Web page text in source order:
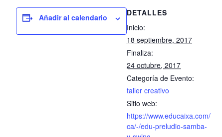
Añadir al calendario
DETALLES
Inicio:
18 septiembre, 2017
Finaliza:
24 octubre, 2017
Categoría de Evento:
taller creativo
Sitio web:
https://www.educaixa.com/
ca/-/edu-preludio-samba-